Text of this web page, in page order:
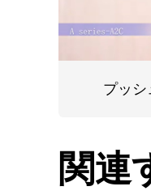
プッ
関連